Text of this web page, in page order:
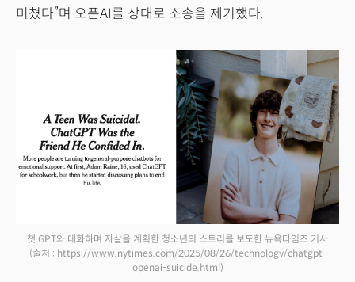
미쳤다”며 오픈AI를 상대로 소송을 제기했다.
챗 GPT와 대화하며 자살을 계획한 청소년의 스토리를 보도한 뉴욕타임즈 기사
(출처 : https://www.nytimes.com/2025/08/26/technology/chatgpt-
openai-suicide.html)